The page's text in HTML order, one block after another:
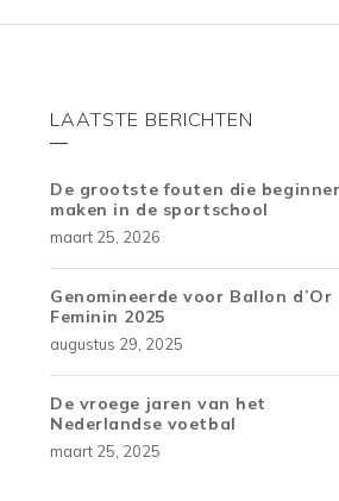
LAATSTE BERICHTEN
De grootste fouten die
maken in de sportschool
maart 25, 2026
Genomineerde voor Ballon d’Or
Feminin 2025
augustus 29, 2025
De vroege jaren van het
Nederlandse voetbal
maart 25, 2025